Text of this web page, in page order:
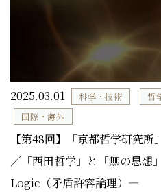
2025.03.01 科学・技術 哲
国際・海外
【第48回】「京都哲学研究所
／「西田哲学」と「無の思
Logic（矛盾許容論理）―